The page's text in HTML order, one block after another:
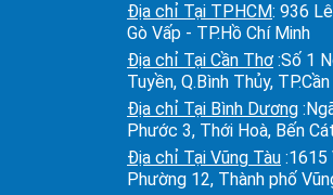
Địa chỉ Tại TPHCM: 936
Gò Vấp - TP.Hồ Chí Minh
Địa chỉ Tại Cần Thơ :Số 1
Tuyền, Q.Bình Thủy,
Địa chỉ Tại Bình Dương
Phước 3, Thới Hoà, Bến
Địa chỉ Tại Vũng Tàu :1615
Phường 12, Thành phố